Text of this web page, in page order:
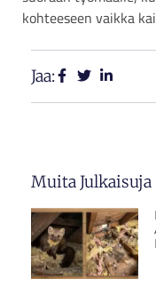
kohteeseen vaikka
Jaa:
Muita Julkaisuja